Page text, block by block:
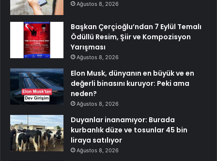
Ağustos 8, 2026
Başkan Çerçioğlu’ndan 7 Eylül Temalı
Ödüllü Resim, Şiir ve Kompozisyon
Yarışması
Ağustos 8, 2026
Elon Musk, dünyanın en büyük ve en
değerli binasını kuruyor: Peki ama
neden?
Ağustos 8, 2026
Duyanlar inanamıyor: Burada
kurbanlık düze ve tosunlar 45 bin
liraya satılıyor
Ağustos 8, 2026